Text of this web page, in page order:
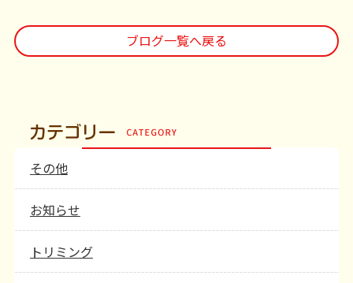
ブログ一覧へ戻る
その他
お知らせ
トリミング